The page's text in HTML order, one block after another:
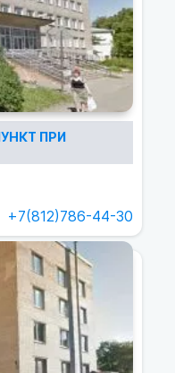
ПРИ
+7(812)786-44-30